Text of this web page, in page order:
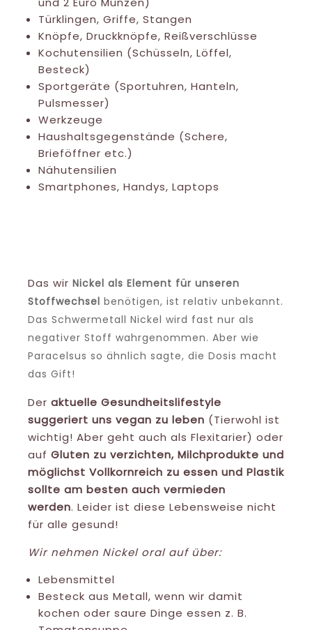
Türklingen, Griffe, Stangen
Knöpfe, Druckknöpfe, Reißverschlüsse
Kochutensilien (Schüsseln, Löffel,
Besteck)
Sportgeräte (Sportuhren, Hanteln,
Pulsmesser)
Werkzeuge
Haushaltsgegenstände (Schere,
Brieföffner etc.)
Nähutensilien
Smartphones, Handys, Laptops
Das wir Nickel als Element für unseren
Stoffwechsel benötigen, ist relativ unbekannt.
Das Schwermetall Nickel wird fast nur als
negativer Stoff wahrgenommen. Aber wie
Paracelsus so ähnlich sagte, die Dosis macht
das Gift!
Der aktuelle Gesundheitslifestyle
suggeriert uns vegan zu leben (Tierwohl ist
wichtig! Aber geht auch als Flexitarier) oder
auf Gluten zu verzichten, Milchprodukte und
möglichst Vollkornreich zu essen und Plastik
sollte am besten auch vermieden
werden. Leider ist diese Lebensweise nicht
für alle gesund!
Wir nehmen Nickel oral auf über:
Lebensmittel
Besteck aus Metall, wenn wir damit
kochen oder saure Dinge essen z. B.